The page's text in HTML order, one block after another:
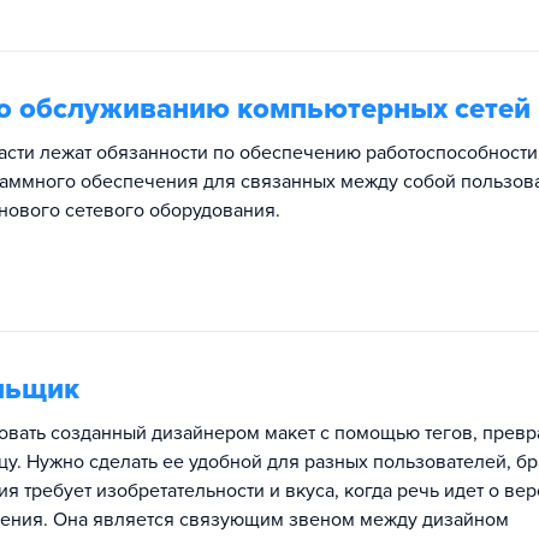
обслуживанию компьютерных сетей
лежат обязанности по обеспечению работоспособности
обеспечения для связанных между собой
сетевого оборудования.
созданный дизайнером макет с помощью тегов,
Нужно сделать ее удобной для разных пользователей,
требует изобретательности и вкуса, когда речь идет о
Она является связующим звеном между дизайном